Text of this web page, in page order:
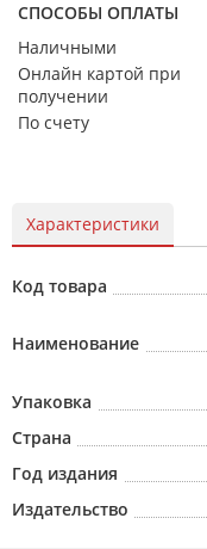
СПОСОБЫ ОПЛАТЫ
Наличными
Онлайн картой при
получении
По счету
Характеристики
Код товара
Наименование
Упаковка
Страна
Год издания
Издательство